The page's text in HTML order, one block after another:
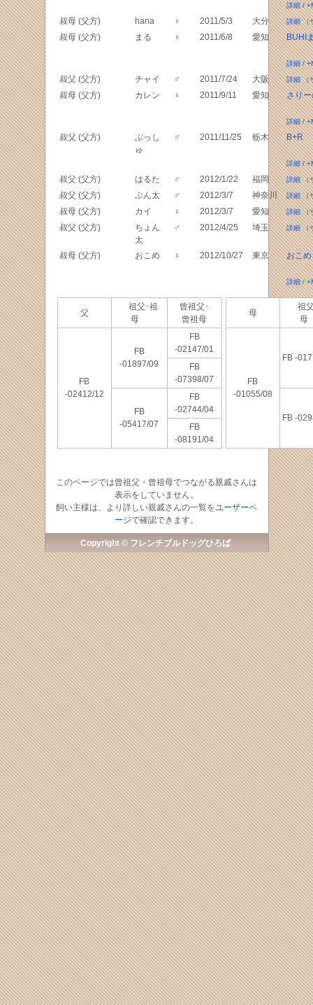
詳細/
叔母 (父方) hana ♀ 2011/5/3 大分 詳細（
叔母 (父方) まる ♀ 2011/6/8 愛知 BUHI
詳細/
叔父 (父方) チャイ ♂ 2011/7/24 大阪 詳細（
叔母 (父方) カレン ♀ 2011/9/11 愛知 さり
詳細/
叔父 (父方)
ぶっし
ゅ
♂ 2011/11/25 栃木 B+R
詳細/
叔父 (父方) はるた ♂ 2012/1/22 福岡 詳細（
叔父 (父方) ぶん太 ♂ 2012/3/7 神奈川 詳細（
叔母 (父方) カイ ♀ 2012/3/7 愛知 詳細（
叔父 (父方)
ちょん
太
♂ 2012/4/25 埼玉 詳細（
叔母 (父方) おこめ ♀ 2012/10/27 東京 おこめ
詳細/
父
祖父･祖
母
曾祖父･
曾祖母
FB
-02412/12
FB
-01897/09
FB
-02147/01
FB
-07398/07
FB
-05417/07
FB
-02744/04
FB
-08191/04
母
祖
FB
-01055/08
FB -
FB -
このページでは曾祖父・曾祖母でつながる親戚さんは
表示をしていません。
飼い主様は、より詳しい親戚さんの一覧をユーザーペ
ージで確認できます。
Copyright © フレンチブルドッグひろば